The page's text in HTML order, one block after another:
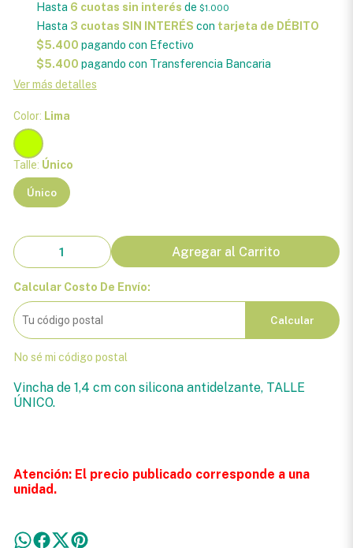
Hasta 6 cuotas sin interés de $1.000
Hasta 3 cuotas SIN INTERÉS con tarjeta de DÉBITO
$5.400 pagando con Efectivo
$5.400 pagando con Transferencia Bancaria
Ver más detalles
Color: Lima
Talle: Único
Único
Agregar al Carrito
Calcular Costo De Envío:
Calcular
No sé mi código postal
Vincha de 1,4 cm con silicona antidelzante, TALLE
ÚNICO.
Atención: El precio publicado corresponde a una
unidad.